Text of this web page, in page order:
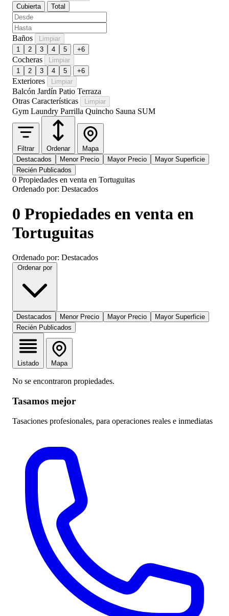
Cubierta
Total
Baños
Limpiar
1
2 3 4 5 +6
Cocheras
Limpiar
1
2 3 4 5 +6
Exteriores Limpiar
Balcón Jardín Patio Terraza
Otras Características
Limpiar
Gym Laundry Parrilla Quincho Sauna SUM
Filtrar Ordenar
Mapa
Destacados
Menor Precio Mayor Precio
Mayor Superficie
Recién Publicados
0 Propiedades en venta en Tortuguitas
Ordenado por: Destacados
0 Propiedades en venta en
Tortuguitas
Ordenado por: Destacados
Ordenar por
Destacados Menor Precio Mayor Precio
Mayor Superficie
Recién Publicados
Listado Mapa
No se encontraron propiedades.
Tasamos mejor
Tasaciones profesionales, para operaciones reales e inmediatas